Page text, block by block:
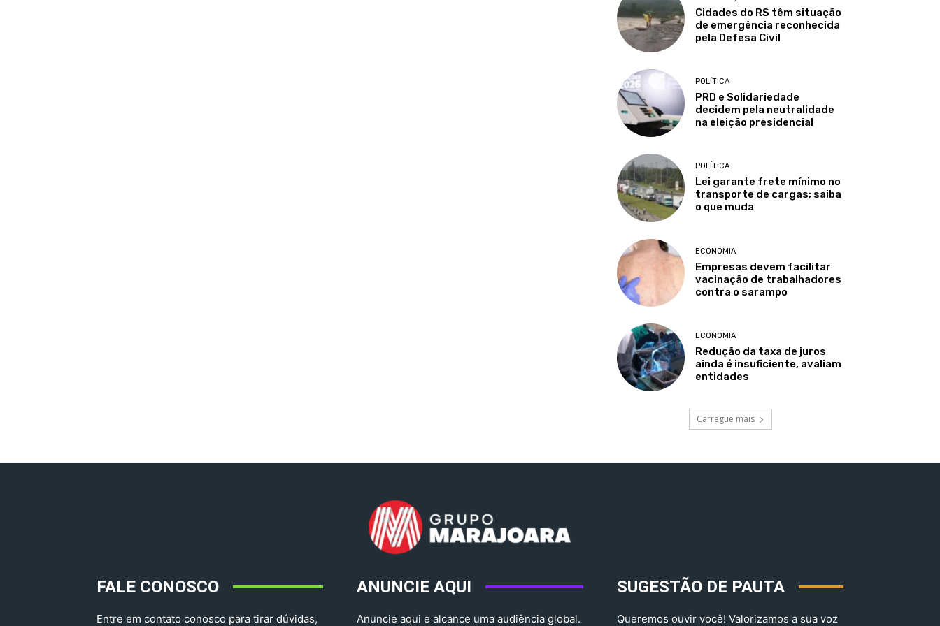
Cidades do RS têm situação
de emergência reconhecida
pela Defesa Civil
POLÍTICA
PRD e Solidariedade
decidem pela neutralidade
na eleição presidencial
POLÍTICA
Lei garante frete mínimo no
transporte de cargas; saiba
o que muda
ECONOMIA
Empresas devem facilitar
vacinação de trabalhadores
contra o sarampo
ECONOMIA
Redução da taxa de juros
ainda é insuficiente, avaliam
entidades
Carregue mais
FALE CONOSCO
Entre em contato conosco para tirar dúvidas,
ANUNCIE AQUI
Anuncie aqui e alcance uma audiência global.
SUGESTÃO DE PAUTA
Queremos ouvir você! Valorizamos a sua voz